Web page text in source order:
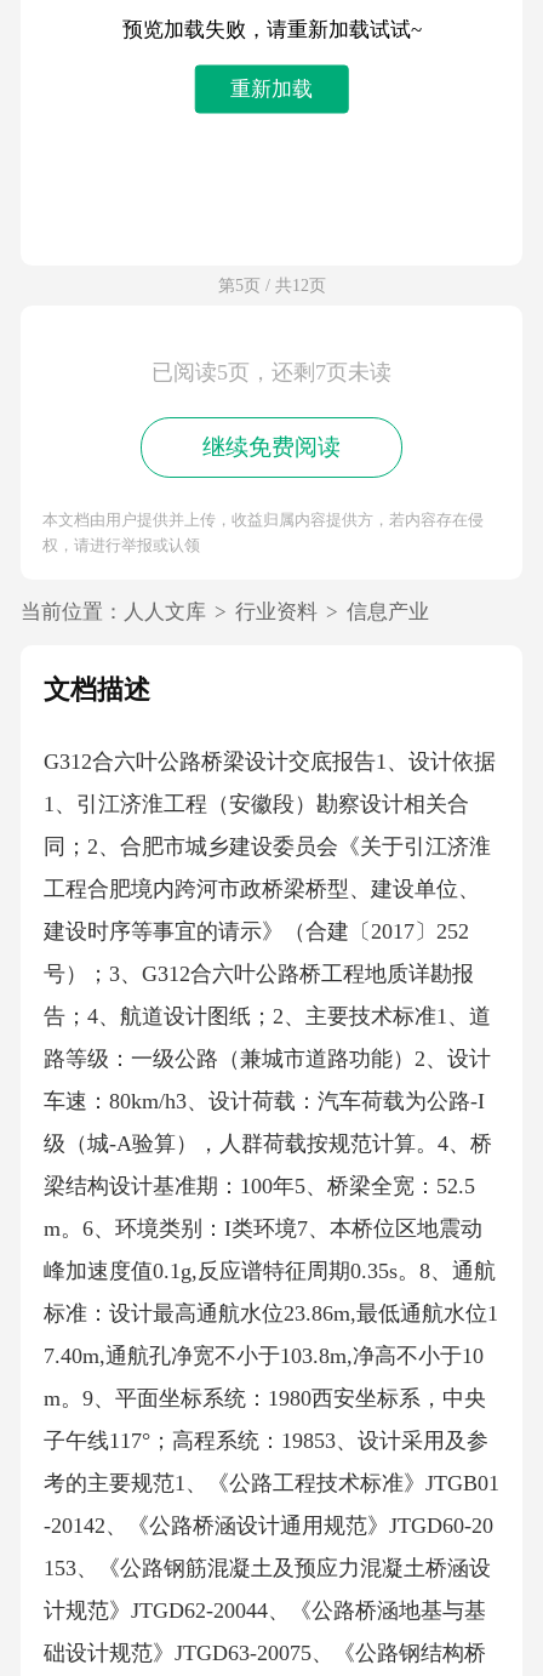
预览加载失败，请重新加载试试~
重新加载
第5页 / 共12页
已阅读5页，还剩7页未读
继续免费阅读
本文档由用户提供并上传，收益归属内容提供方，若内容存在侵
权，请进行举报或认领
当前位置： 人人文库 > 行业资料 > 信息产业
文档描述
G312合六叶公路桥梁设计交底报告1、设计依据
1、引江济淮工程（安徽段）勘察设计相关合
同；2、合肥市城乡建设委员会《关于引江济淮
工程合肥境内跨河市政桥梁桥型、建设单位、
建设时序等事宜的请示》（合建〔2017〕252
号）；3、G312合六叶公路桥工程地质详勘报
告；4、航道设计图纸；2、主要技术标准1、道
路等级：一级公路（兼城市道路功能）2、设计
车速：80km/h3、设计荷载：汽车荷载为公路-I
级（城-A验算），人群荷载按规范计算。4、桥
梁结构设计基准期：100年5、桥梁全宽：52.5
m。6、环境类别：I类环境7、本桥位区地震动
峰加速度值0.1g,反应谱特征周期0.35s。8、通航
标准：设计最高通航水位23.86m,最低通航水位1
7.40m,通航孔净宽不小于103.8m,净高不小于10
m。9、平面坐标系统：1980西安坐标系，中央
子午线117°；高程系统：19853、设计采用及参
考的主要规范1、《公路工程技术标准》JTGB01
-20142、《公路桥涵设计通用规范》JTGD60-20
153、《公路钢筋混凝土及预应力混凝土桥涵设
计规范》JTGD62-20044、《公路桥涵地基与基
础设计规范》JTGD63-20075、《公路钢结构桥